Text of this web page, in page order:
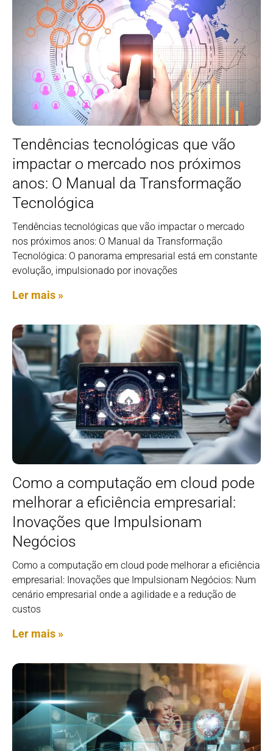
Tendências tecnológicas que vão
impactar o mercado nos próximos
anos: O Manual da Transformação
Tecnológica
Tendências tecnológicas que vão impactar o mercado
nos próximos anos: O Manual da Transformação
Tecnológica: O panorama empresarial está em constante
evolução, impulsionado por inovações
Ler mais »
Como a computação em cloud pode
melhorar a eficiência empresarial:
Inovações que Impulsionam
Negócios
Como a computação em cloud pode melhorar a eficiência
empresarial: Inovações que Impulsionam Negócios: Num
cenário empresarial onde a agilidade e a redução de
custos
Ler mais »